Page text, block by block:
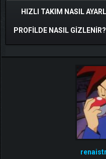
HIZLI TAKIM NASIL
PROFILDE NASIL GIZLENIR?